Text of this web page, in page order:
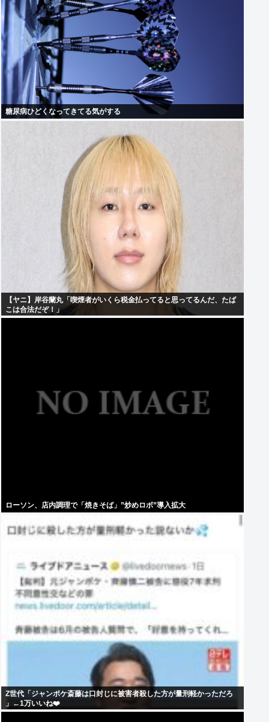
糖尿病ひどくなってきてる気がする
【ヤニ】岸谷蘭丸「喫煙者がいくら税金払ってると思ってるんだ、たば
こは合法だぞ！」
ローソン、店内調理で「焼きそば」”炒めロボ”導入拡大
Z世代「ジャンポケ斎藤は口封じに被害者殺した方が量刑軽かっただろ
」←1万いいね❤️